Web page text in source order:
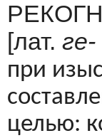
[лат. ге-
при
целью: